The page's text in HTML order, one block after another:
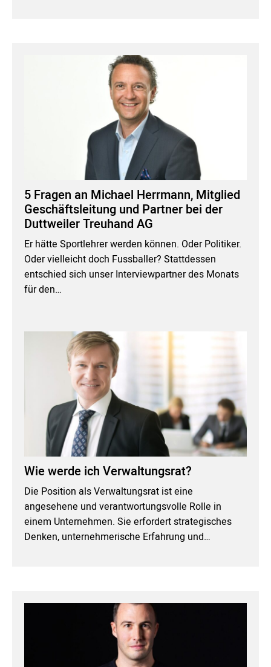
5 Fragen an Michael Herrmann, Mitglied
Geschäftsleitung und Partner bei der
Duttweiler Treuhand AG
Er hätte Sportlehrer werden können. Oder Politiker.
Oder vielleicht doch Fussballer? Stattdessen
entschied sich unser Interviewpartner des Monats
für den…
Wie werde ich Verwaltungsrat?
Die Position als Verwaltungsrat ist eine
angesehene und verantwortungsvolle Rolle in
einem Unternehmen. Sie erfordert strategisches
Denken, unternehmerische Erfahrung und…